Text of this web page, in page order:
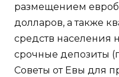
размещением
долларов, а также
средств населения
срочные депозиты
Советы от Евы для